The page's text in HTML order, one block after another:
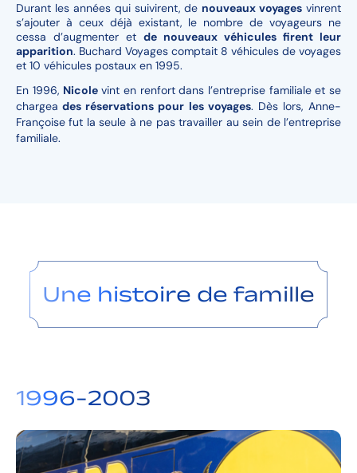
Durant les années qui suivirent, de nouveaux voyages vinrent
s’ajouter à ceux déjà existant, le nombre de voyageurs ne
cessa d’augmenter et de nouveaux véhicules firent leur
apparition. Buchard Voyages comptait 8 véhicules de voyages
et 10 véhicules postaux en 1995.
En 1996, Nicolevint en renfort dans l’entreprise familiale et se
chargea des réservations pour les voyages. Dès lors, Anne-
Françoise fut la seule à ne pas travailler au sein de l’entreprise
familiale.
Une histoire de famille
1996-2003